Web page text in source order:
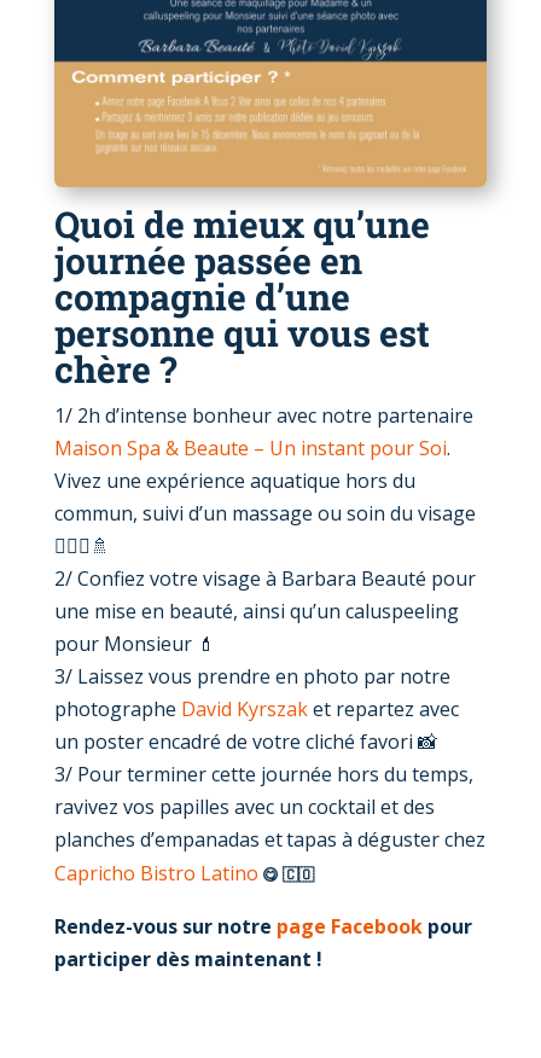
Quoi de mieux qu’une
journée passée en
compagnie d’une
personne qui vous est
chère ?
1/ 2h d’intense bonheur avec notre partenaire
Maison Spa & Beaute – Un instant pour Soi.
Vivez une expérience aquatique hors du
commun, suivi d’un massage ou soin du visage
💆🏻‍♀️🚿
2/ Confiez votre visage à Barbara Beauté pour
une mise en beauté, ainsi qu’un caluspeeling
pour Monsieur 💄
3/ Laissez vous prendre en photo par notre
photographe David Kyrszaket repartez avec
un poster encadré de votre cliché favori 📸
3/ Pour terminer cette journée hors du temps,
ravivez vos papilles avec un cocktail et des
planches d’empanadas ettapas à déguster chez
Capricho Bistro Latino 😋 🇨🇴
Rendez-vous sur notre page Facebookpour
participer dès maintenant !